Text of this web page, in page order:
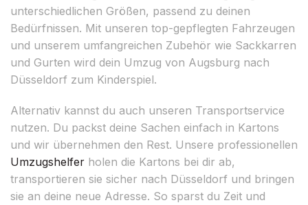
unterschiedlichen Größen, passend zu deinen
Bedürfnissen. Mit unseren top-gepflegten Fahrzeugen
und unserem umfangreichen Zubehör wie Sackkarren
und Gurten wird dein Umzug von Augsburg nach
Düsseldorf zum Kinderspiel.
Alternativ kannst du auch unseren Transportservice
nutzen. Du packst deine Sachen einfach in Kartons
und wir übernehmen den Rest. Unsere professionellen
Umzugshelfer holen die Kartons bei dir ab,
transportieren sie sicher nach Düsseldorf und bringen
sie an deine neue Adresse. So sparst du Zeit und